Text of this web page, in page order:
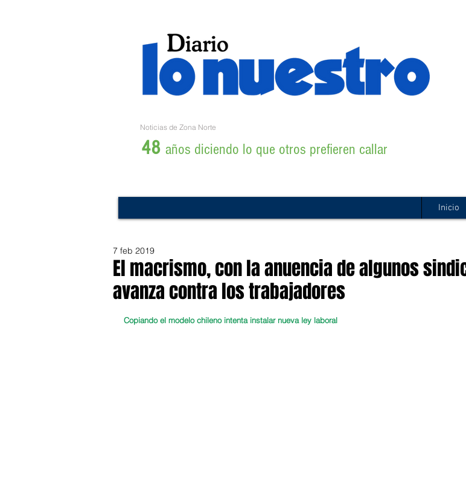
Noticias de Zona Norte
48 años diciendo lo que otros prefieren callar
Inicio
El macrismo, con la anuencia de algunos
avanza contra los trabajadores
7 feb 2019
Copiando el modelo chileno intenta instalar nueva ley laboral